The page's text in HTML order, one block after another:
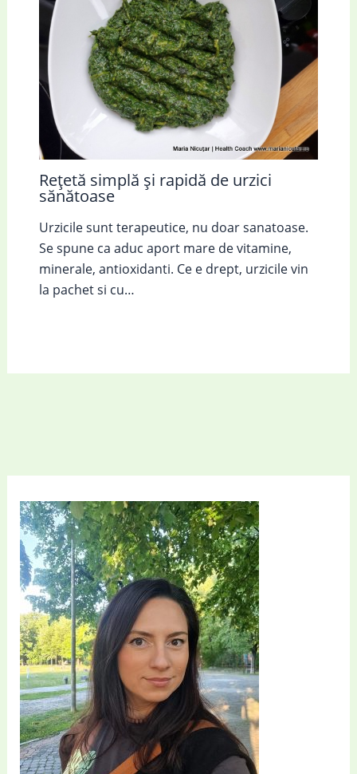
Rețetă simplă și rapidă de urzici
sănătoase
Urzicile sunt terapeutice, nu doar sanatoase.
Se spune ca aduc aport mare de vitamine,
minerale, antioxidanti. Ce e drept, urzicile vin
la pachet si cu…